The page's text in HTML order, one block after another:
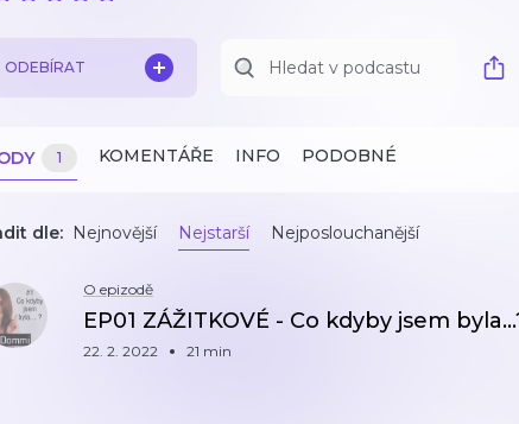
ODEBÍRAT
1 KOMENTÁŘE INFO PODOBNÉ
dle: Nejnovější Nejstarší Nejposlouchanější
O epizodě
EP01 ZÁŽITKOVÉ - Co kdyby jsem
22. 2. 2022 21 min